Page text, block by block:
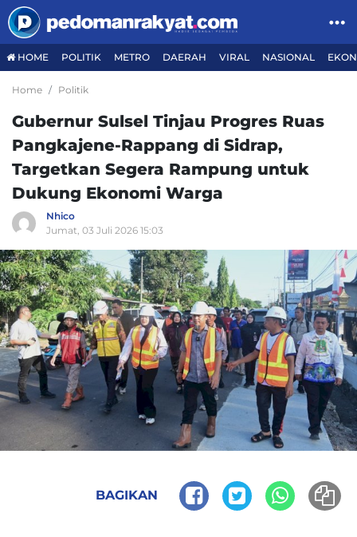
HOME POLITIK METRO DAERAH VIRAL NASIONAL
Home Politik
Gubernur Sulsel Tinjau Progres Ruas
Pangkajene-Rappang di Sidrap,
Targetkan Segera Rampung untuk
Dukung Ekonomi Warga
Nhico
Jumat, 03 Juli 2026 15:03
BAGIKAN